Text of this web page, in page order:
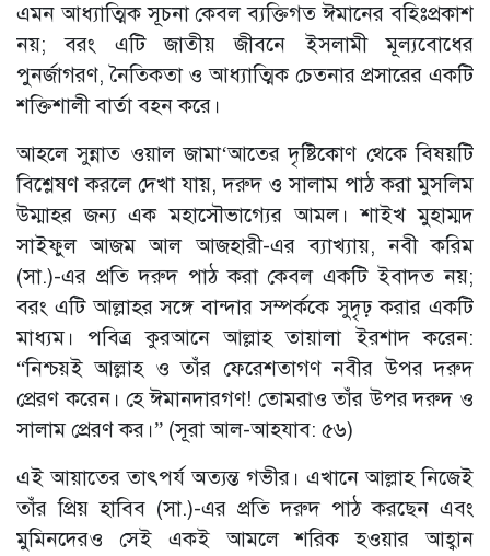
এমন আধ্যাত্মিক সূচনা কেবল ব্যক্তিগত ঈমানের বহিঃপ্রকাশ
নয়; বরং এটি জাতীয় জীবনে ইসলামী মূল্যবোধের
পুনর্জাগরণ, নৈতিকতা ও আধ্যাত্মিক চেতনার প্রসারের একটি
শক্তিশালী বার্তা বহন করে।
আহলে সুন্নাত ওয়াল জামা‘আতের দৃষ্টিকোণ থেকে বিষয়টি
বিশ্লেষণ করলে দেখা যায়, দরুদ ও সালাম পাঠ করা মুসলিম
উম্মাহর জন্য এক মহাসৌভাগ্যের আমল। শাইখ মুহাম্মদ
সাইফুল আজম আল আজহারী-এর ব্যাখ্যায়, নবী করিম
(সা.)-এর প্রতি দরুদ পাঠ করা কেবল একটি ইবাদত নয়;
বরং এটি আল্লাহর সঙ্গে বান্দার সম্পর্ককে সুদৃঢ় করার একটি
মাধ্যম। পবিত্র কুরআনে আল্লাহ তায়ালা ইরশাদ করেন:
“নিশ্চয়ই আল্লাহ ও তাঁর ফেরেশতাগণ নবীর উপর দরুদ
প্রেরণ করেন। হে ঈমানদারগণ! তোমরাও তাঁর উপর দরুদ ও
সালাম প্রেরণ কর।” (সূরা আল-আহযাব: ৫৬)
এই আয়াতের তাৎপর্য অত্যন্ত গভীর। এখানে আল্লাহ নিজেই
তাঁর প্রিয় হাবিব (সা.)-এর প্রতি দরুদ পাঠ করছেন এবং
মুমিনদেরও সেই একই আমলে শরিক হওয়ার আহ্বান